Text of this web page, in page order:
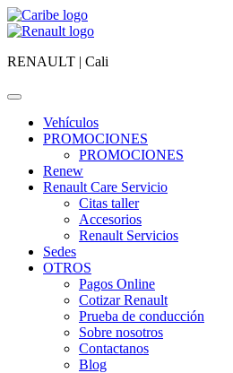
RENAULT | Cali
Vehículos
PROMOCIONES
PROMOCIONES
Renew
Renault Care Servicio
Citas taller
Accesorios
Renault Servicios
Sedes
OTROS
Pagos Online
Cotizar Renault
Prueba de conducción
Sobre nosotros
Contactanos
Blog